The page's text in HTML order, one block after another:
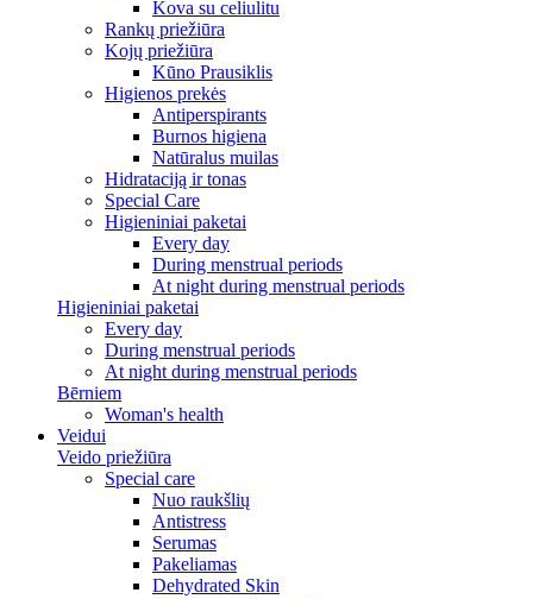
Kova su celiulitu
Rankų priežiūra
Kojų priežiūra
Kūno Prausiklis
Higienos prekės
Antiperspirants
Burnos higiena
Natūralus muilas
Hidrataciją ir tonas
Special Care
Higieniniai paketai
Every day
During menstrual periods
At night during menstrual periods
Higieniniai paketai
Every day
During menstrual periods
At night during menstrual periods
Bērniem
Woman's health
Veidui
Veido priežiūra
Special care
Nuo raukšlių
Antistress
Serumas
Pakeliamas
Dehydrated Skin